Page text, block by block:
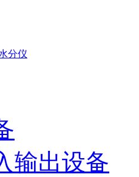
分仪
输出设备